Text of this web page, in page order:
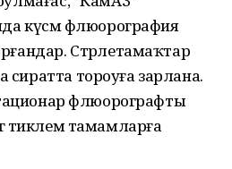
күсмә флюорография
Стәрле­тамаҡтар
тороуға зарлана.
флюорографты
тиклем тамамларға